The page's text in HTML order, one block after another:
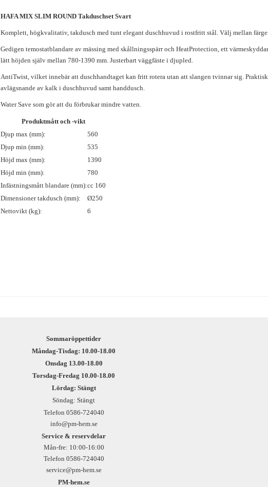
HAFA MIX SLIM ROUND Takduschset Svart
Komplett, högkvalitativ, takdusch med tunt elegant duschhuvud i rostfritt stål. Välj mellan
Gedigen temostatblandare av mässing med skållningsspärr och HeatProtection, ett
lätt höjden själv mellan 780-1390 mm. Justerbart väggfäste i djupled.
AntiTwist, vilket innebär att duschhandtaget kan fritt rotera utan att slangen tvinnar sig.
avlägsnande av kalk i duschhuvud samt handdusch.
Water Save som gör att du förbrukar mindre vatten.
Produktmått och -vikt
Djup max (mm):
560
Djup min (mm):
535
Höjd max (mm):
1390
Höjd min (mm):
780
Infästningsmått blandare (mm):cc 160
Dimensioner takdusch (mm):
Ø250
Nettovikt (kg):
6
Sommaröppettider
Måndag-Tisdag: 10.00-18.00
Onsdag 13.00-18.00
Torsdag-Fredag 10.00-18.00
Lördag: Stängt
Söndag: Stängt
Telefon 0586-724040
info@pm-hem.se
Service & reservdelar
Mån-fre: 10:00-16:00
Telefon 0586-724040
service@pm-hem.se
PM-hem.se